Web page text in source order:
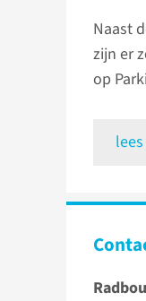
Naast
zijn er
op